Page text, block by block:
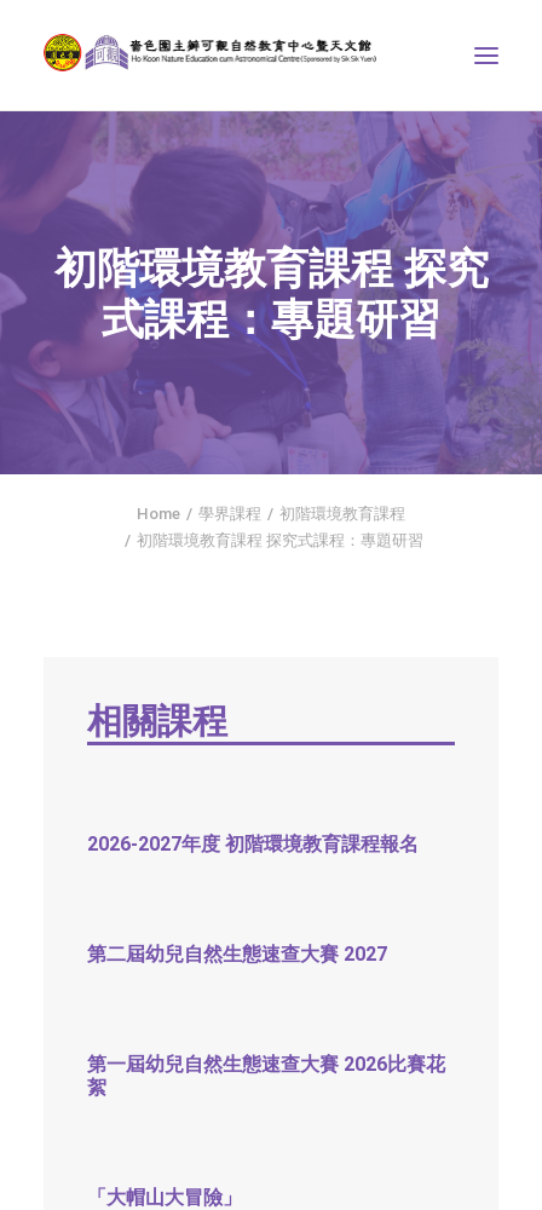
中心介紹
學界課程
天文館
博物天地
比賽/專題計劃
聯絡我們
SEARCH
初階環境教育課程 探究
式課程：專題研習
Home 學界課程
初階環境教育課程
初階環境教育課程 探究式課程：專題研習
相關課程
2026-2027年度 初階環境教育課程報名
第二屆幼兒自然生態速查大賽 2027
第一屆幼兒自然生態速查大賽 2026比賽花
絮
「大帽山大冒險」